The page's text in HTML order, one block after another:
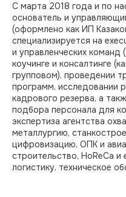
С марта 2018 года и по
основатель и
(оформлено как ИП
специализируется на
и управленческих команд
коучинге и консалтинге
групповом), проведении
программ, исследовании
кадрового резерва, а
подбора персонала для
экспертиза агентства
металлургию,
цифровизацию, ОПК и
строительство, HoReCa
логистику, техническое